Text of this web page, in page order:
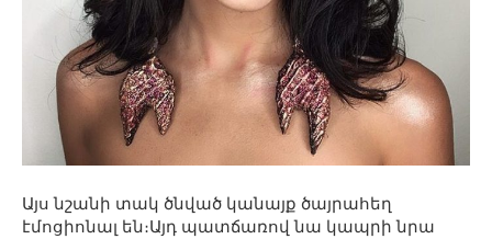
Այս նշանի տակ ծնված կանայք ծայրահեղ
էմոցիոնալ են։Այդ պատճառով նա կապրի նրա